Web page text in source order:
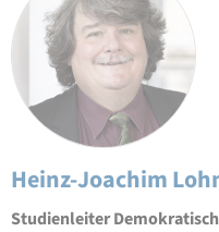
Heinz-Joachim
Studienleiter